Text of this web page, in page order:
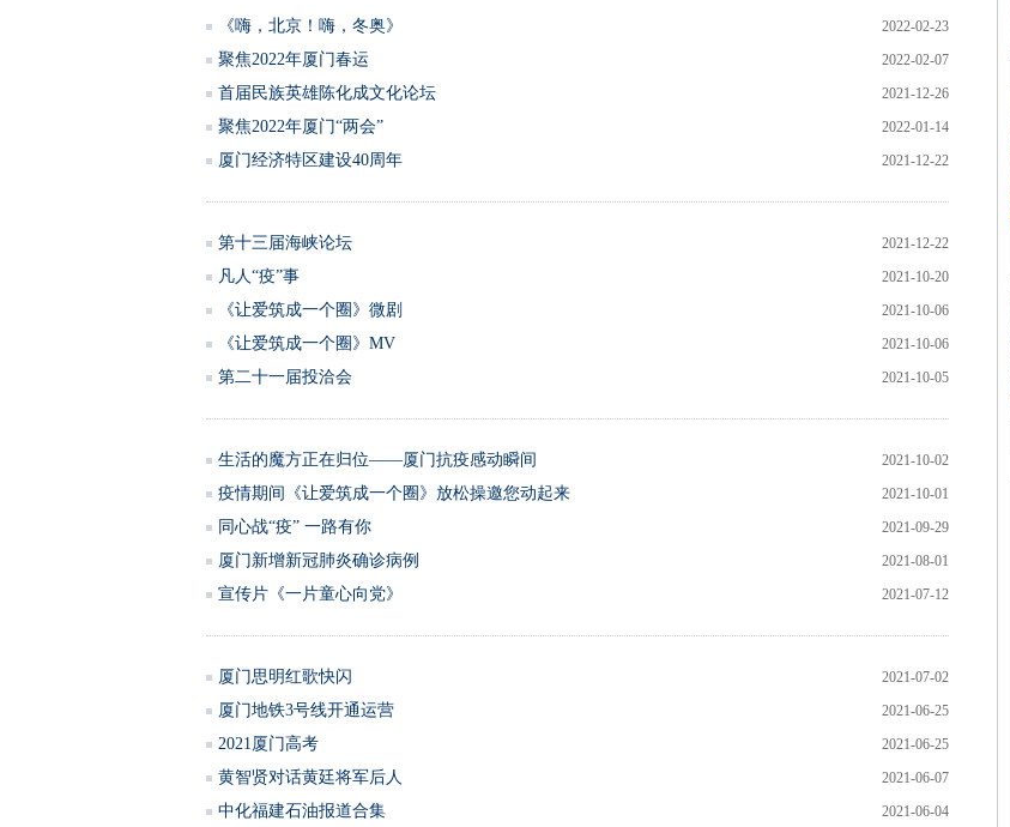
2022-02-23
《嗨，北京！嗨，冬奥》
2022-02-07
聚焦2022年厦门春运
2021-12-26
首届民族英雄陈化成文化论坛
2022-01-14
聚焦2022年厦门“两会”
2021-12-22
厦门经济特区建设40周年
2021-12-22
第十三届海峡论坛
2021-10-20
凡人“疫”事
2021-10-06
《让爱筑成一个圈》微剧
2021-10-06
《让爱筑成一个圈》MV
2021-10-05
第二十一届投洽会
2021-10-02
生活的魔方正在归位——厦门抗疫感动瞬间
2021-10-01
疫情期间《让爱筑成一个圈》放松操邀您动起来
2021-09-29
同心战“疫” 一路有你
2021-08-01
厦门新增新冠肺炎确诊病例
2021-07-12
宣传片《一片童心向党》
2021-07-02
厦门思明红歌快闪
2021-06-25
厦门地铁3号线开通运营
2021-06-25
2021厦门高考
2021-06-07
黄智贤对话黄廷将军后人
2021-06-04
中化福建石油报道合集